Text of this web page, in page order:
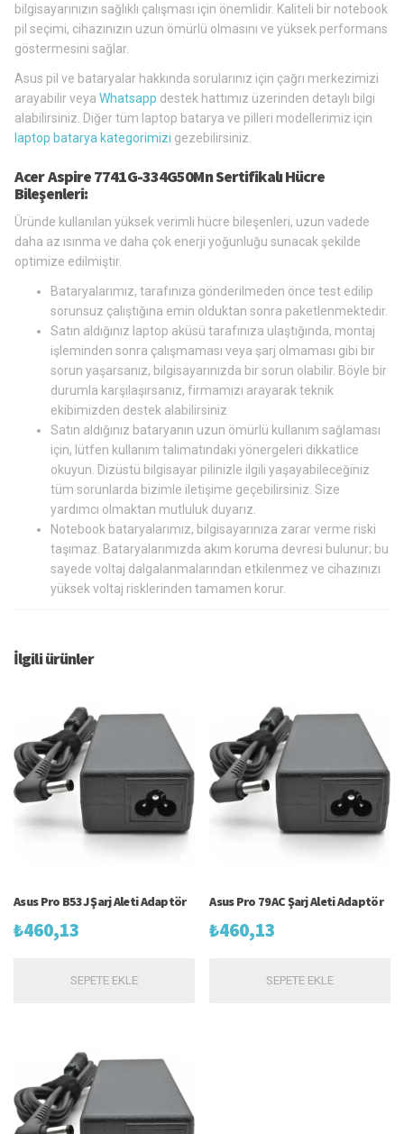
bilgisayarınızın sağlıklı çalışması için önemlidir. Kaliteli bir notebook
pil seçimi, cihazınızın uzun ömürlü olmasını ve yüksek performans
göstermesini sağlar.
Asus pil ve bataryalar hakkında sorularınız için çağrı merkezimizi
arayabilir veya Whatsapp destek hattımız üzerinden detaylı bilgi
alabilirsiniz. Diğer tüm laptop batarya ve pilleri modellerimiz için
laptop batarya kategorimizi gezebilirsiniz.
Acer Aspire 7741G-334G50Mn Sertifikalı Hücre
Bileşenleri:
Üründe kullanılan yüksek verimli hücre bileşenleri, uzun vadede
daha az ısınma ve daha çok enerji yoğunluğu sunacak şekilde
optimize edilmiştir.
Bataryalarımız, tarafınıza gönderilmeden önce test edilip
sorunsuz çalıştığına emin olduktan sonra paketlenmektedir.
Satın aldığınız laptop aküsü tarafınıza ulaştığında, montaj
işleminden sonra çalışmaması veya şarj olmaması gibi bir
sorun yaşarsanız, bilgisayarınızda bir sorun olabilir. Böyle bir
durumla karşılaşırsanız, firmamızı arayarak teknik
ekibimizden destek alabilirsiniz
Satın aldığınız bataryanın uzun ömürlü kullanım sağlaması
için, lütfen kullanım talimatındaki yönergeleri dikkatlice
okuyun. Dizüstü bilgisayar pilinizle ilgili yaşayabileceğiniz
tüm sorunlarda bizimle iletişime geçebilirsiniz. Size
yardımcı olmaktan mutluluk duyarız.
Notebook bataryalarımız, bilgisayarınıza zarar verme riski
taşımaz. Bataryalarımızda akım koruma devresi bulunur; bu
sayede voltaj dalgalanmalarından etkilenmez ve cihazınızı
yüksek voltaj risklerinden tamamen korur.
İlgili ürünler
Asus Pro B53J Şarj Aleti Adaptör
₺460,13
SEPETE EKLE
Asus Pro 79AC Şarj Aleti Adaptör
₺460,13
SEPETE EKLE